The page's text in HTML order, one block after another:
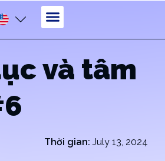
và tâm
Thời gian: July 13, 2024